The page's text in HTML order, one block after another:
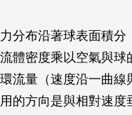
分布沿著球表面積分
體密度乘以空氣與球
流量（速度沿一曲線
的方向是與相對速度